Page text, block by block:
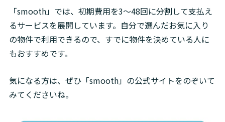
「smooth」では、初期費用を3〜48回に分割して支払え
るサービスを展開しています。自分で選んだお気に入り
の物件で利用できるので、すでに物件を決めている人に
もおすすめです。
気になる方は、ぜひ「smooth」の公式サイトをのぞいて
みてくださいね。